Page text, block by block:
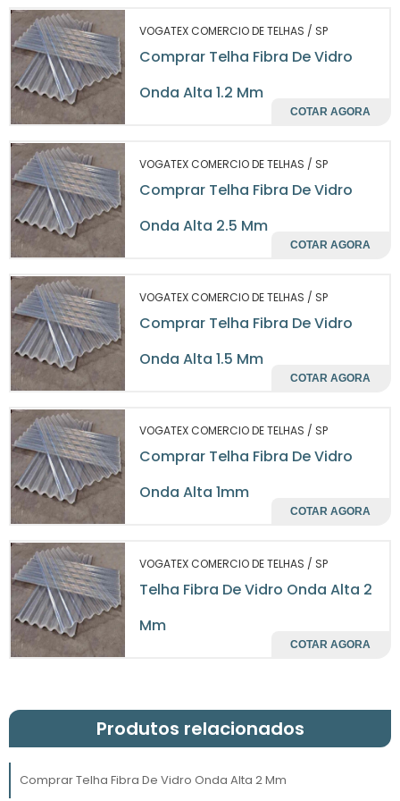
projetos de construção.
Além disso, a telha é altamente
recomendada para ambientes que exigem
boa iluminação natural, pois sua translucidez
permite a passagem da luz solar,
comprometer a privacidade. Isso é um
grande atrativo para empresas que buscam
criar um ambiente de trabalho mais
agradável e produtivo.
BENEFÍCIOS ECONÔMICOS
DA TELHA FIBRA DE VIDRO
Investir natelha fibra de vidro onda alta 2
mmpode gerar um retorno significativo ao
longo do tempo. Sua durabilidade reduz a
que se traduz em economia de recursos
financeiros. As propriedades do material
garantem que a telha não seja suscetível a
fungos e bactérias, evitando gastos extras
com tratamentos e reparações.
Além disso, a eficiência energética
proporcionada pelo isolamento térmico
contribui para a redução das despesas com
energia elétrica, especialmente em locais que
utilizam ar-condicionado ou aquecedores.
Dessa forma, escolher a telha de fibra de vidro
positivamente o orçamento empresarial.
INSTALAÇÃO DA TELHA
FIBRA DE VIDRO ONDA
ALTA 2 MM
VOGATEX COMERCIO DE TELHAS / SP
Comprar Telha Fibra De Vidro
Onda Alta 1.2 Mm
COTAR AGORA
VOGATEX COMERCIO DE TELHAS / SP
Comprar Telha Fibra De Vidro
Onda Alta 2.5 Mm
COTAR AGORA
VOGATEX COMERCIO DE TELHAS / SP
Comprar Telha Fibra De Vidro
Onda Alta 1.5 Mm
COTAR AGORA
VOGATEX COMERCIO DE TELHAS / SP
Comprar Telha Fibra De Vidro
Onda Alta 1mm
COTAR AGORA
VOGATEX COMERCIO DE TELHAS / SP
Telha Fibra De Vidro Onda Alta 2
Mm
COTAR AGORA
Produtos relacionados
Comprar Telha Fibra De Vidro Onda Alta 2 Mm